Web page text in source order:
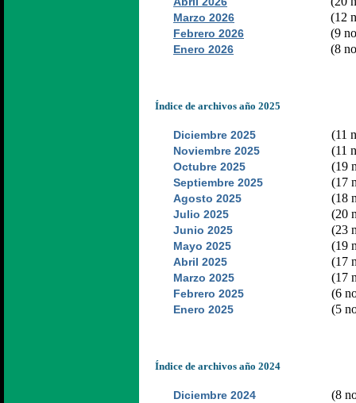
Marzo 2026 (12
Febrero 2026 (9
Enero 2026 (8
Índice de archivos año 2025
Diciembre 2025 (11
Noviembre 2025 (11
Octubre 2025 (19
Septiembre 2025 (17
Agosto 2025 (18
Julio 2025 (20
Junio 2025 (23
Mayo 2025 (19
Abril 2025 (17
Marzo 2025 (17
Febrero 2025 (6
Enero 2025 (5
Índice de archivos año 2024
Diciembre 2024 (8